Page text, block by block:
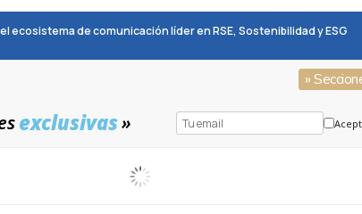
ecosistema de comunicación líder en RSE, Sostenibilidad y ESG
»
exclusivas»